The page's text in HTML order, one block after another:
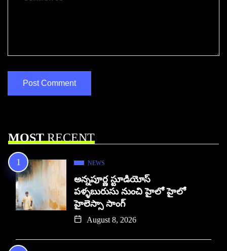
MOSTRECENT
NEWS
అన్నపూర్ణ స్టూడియోస్
పళ్ళబురుసు నుంచి హైలో హైలో
హైలెస్సా సాంగ్
August 8, 2026